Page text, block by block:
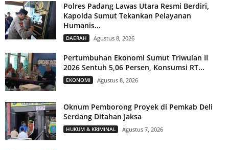
Polres Padang Lawas Utara Resmi Berdiri,
Kapolda Sumut Tekankan Pelayanan
Humanis...
DAERAH Agustus 8, 2026
Pertumbuhan Ekonomi Sumut Triwulan II
2026 Sentuh 5,06 Persen, Konsumsi RT...
EKONOMI Agustus 8, 2026
Oknum Pemborong Proyek di Pemkab Deli
Serdang Ditahan Jaksa
HUKUM & KRIMINAL Agustus 7, 2026